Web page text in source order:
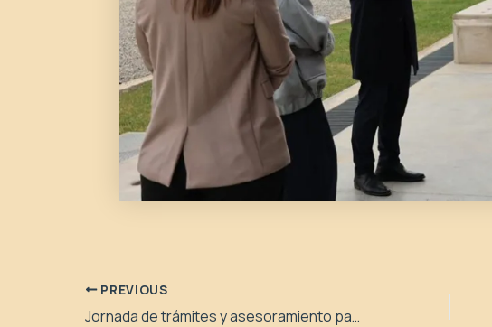
PREVIOUS
Jornada de trámites y asesoramiento para vecinos de Cutral Co y Plaza Huincul